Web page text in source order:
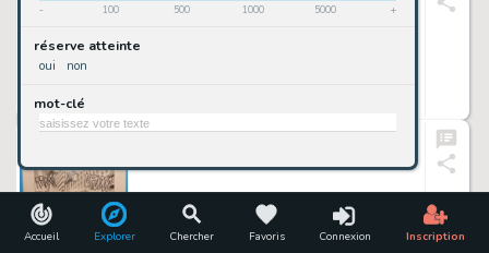
Accueil Explorer Chercher Favoris Connexion Inscription
- 100 500 1000 5000 +
réserve atteinte
oui non
mot-clé
06/03/2022
go premium